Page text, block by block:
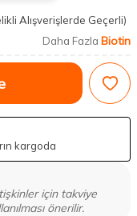
Alışverişlerde Geçerli)
Daha Fazla Biotin
kargoda
için takviye
önerilir.